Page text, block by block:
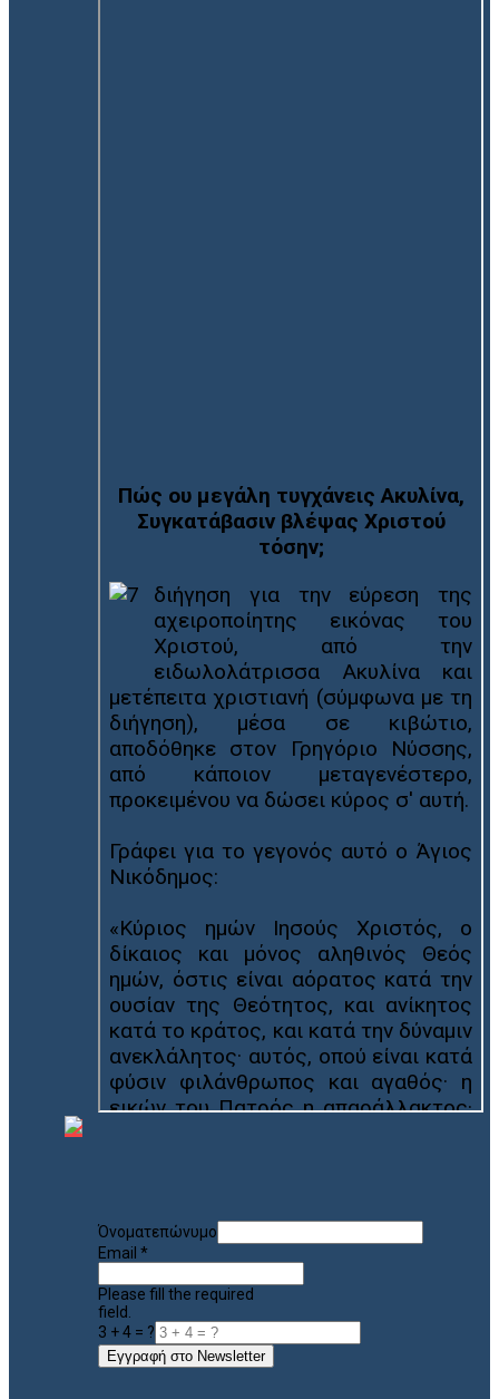
Όνοματεπώνυμο
Email *
Please fill the required
field.
3 + 4 = ?
Εγγραφή στο Newsletter